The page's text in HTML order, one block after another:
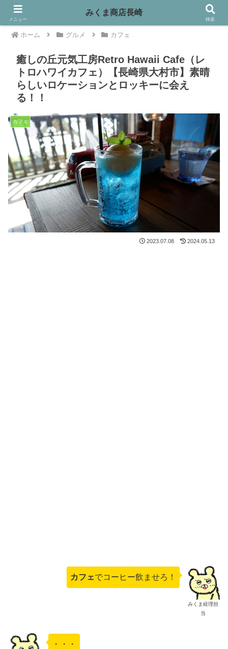
ホーム グルメ カフェ
癒しの丘元気工房Retro Hawaii Cafe（レ
トロハワイカフェ）【長崎県大村市】素晴
らしいロケーションとロッキーに会え
る！！
カフェ
2023.07.08 2024.05.13
みくま経理担
当
カフェでコーヒー飲ませろ！
・・・
メニュー
みくま商店長崎
検索